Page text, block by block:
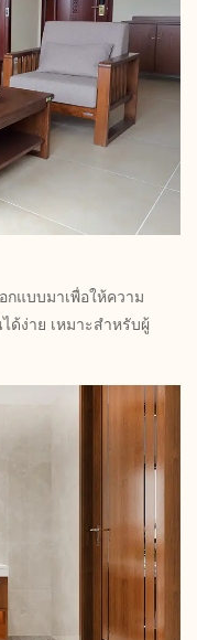
กแบบมาเพื่อให้ความ
ด้ง่าย เหมาะสำหรับผู้